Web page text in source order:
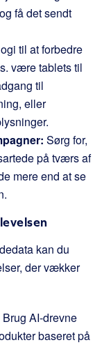
få det sendt
til at forbedre
være tablets til
til
eller
Sørg for,
på tværs af
mere end at se
kan du
der vækker
Brug AI-drevne
baseret på